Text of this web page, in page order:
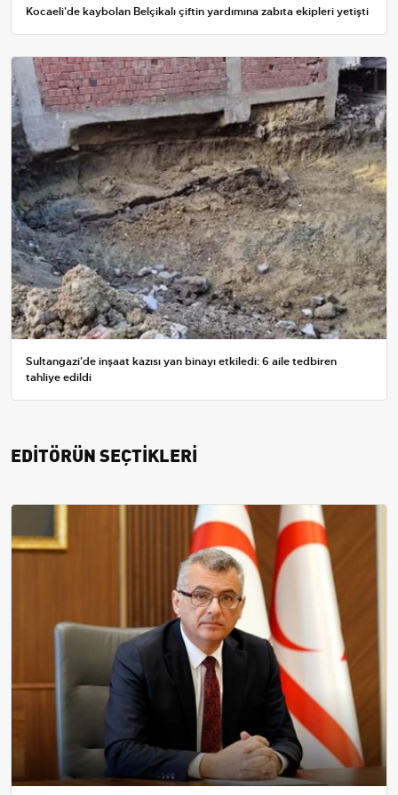
Kocaeli'de kaybolan Belçikalı çiftin yardımına zabıta ekipleri yetişti
Sultangazi'de inşaat kazısı yan binayı etkiledi: 6 aile tedbiren
tahliye edildi
EDİTÖRÜN SEÇTİKLERİ